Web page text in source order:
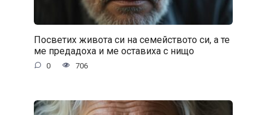
Посветих живота си на семейството си, а те
ме предадоха и ме оставиха с нищо
0 706